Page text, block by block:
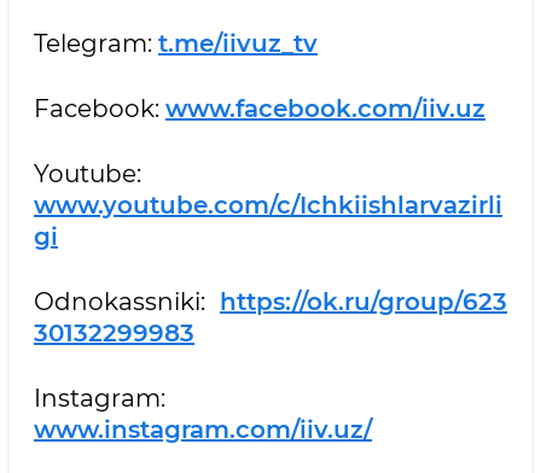
Telegram: t.me/iivuz_tv
Facebook: www.facebook.com/iiv.uz
Youtube:
www.youtube.com/c/Ichkiishlarvazirli
gi
Odnokassniki: https://ok.ru/group/623
30132299983
Instagram:
www.instagram.com/iiv.uz/